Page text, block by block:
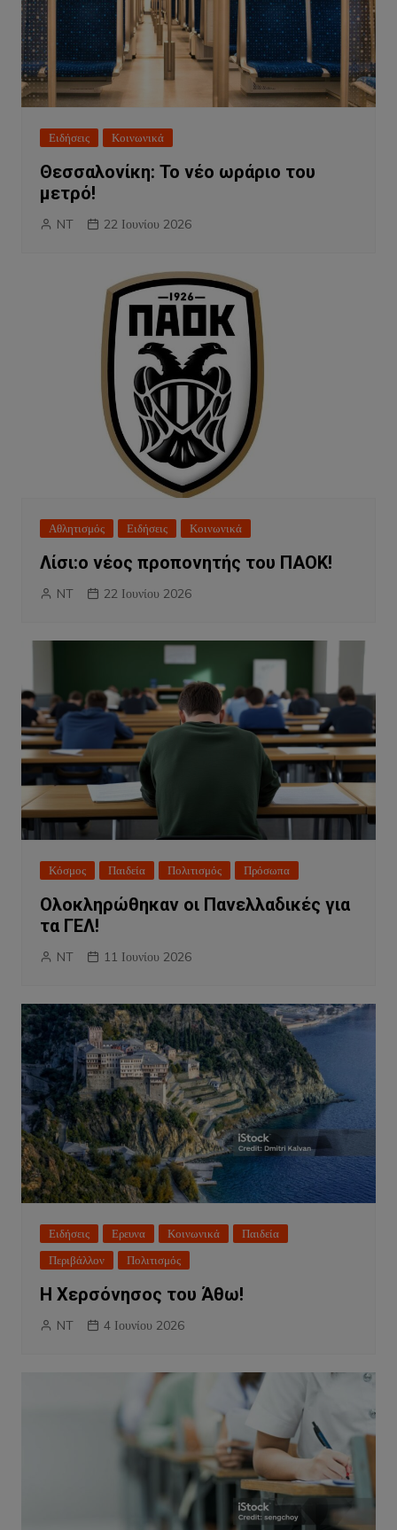
Ειδήσεις Κοινωνικά
Θεσσαλονίκη: Το νέο ωράριο του
μετρό!
NT 22 Ιουνίου 2026
Αθλητισμός Ειδήσεις Κοινωνικά
Λίσι:ο νέος προπονητής του ΠΑΟΚ!
NT 22 Ιουνίου 2026
Κόσμος Παιδεία Πολιτισμός Πρόσωπα
Ολοκληρώθηκαν οι Πανελλαδικές για
τα ΓΕΛ!
NT 11 Ιουνίου 2026
Ειδήσεις Ερευνα Κοινωνικά
Παιδεία
Περιβάλλον
Πολιτισμός
Η Χερσόνησος του Άθω!
NT 4 Ιουνίου 2026